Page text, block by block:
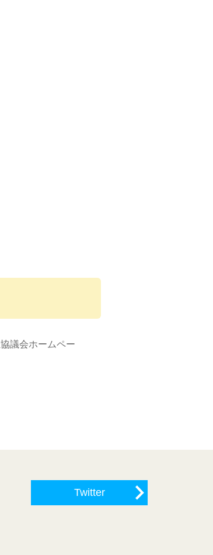
議会ホームペー
Twitter